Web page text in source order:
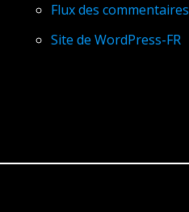
Flux des commentaires
Site de WordPress-FR